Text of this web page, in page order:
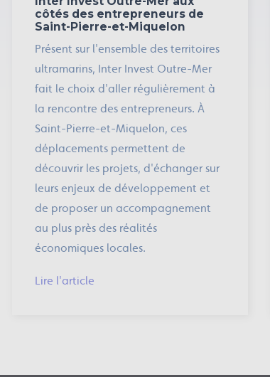
côtés des entrepreneurs de
Saint-Pierre-et-Miquelon
Présent sur l'ensemble des territoires
ultramarins, Inter Invest Outre-Mer
fait le choix d'aller régulièrement à
la rencontre des entrepreneurs. À
Saint-Pierre-et-Miquelon, ces
déplacements permettent de
découvrir les projets, d'échanger sur
leurs enjeux de développement et
de proposer un accompagnement
au plus près des réalités
économiques locales.
Lire l'article